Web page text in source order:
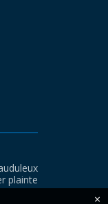
plainte
×